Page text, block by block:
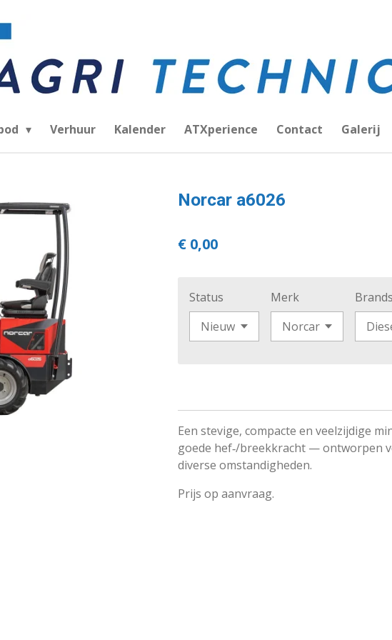
Verhuur Kalender ATXperience Contact Galerij
Norcar a6026
€ 0,00
Status Merk
Een stevige, compacte en veelzijdige
goede hef‑/breekkracht — ontworpen
diverse omstandigheden.
Prijs op aanvraag.